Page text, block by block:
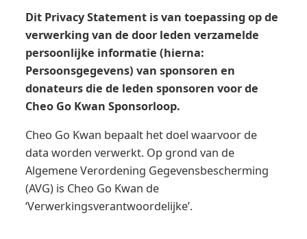
Dit Privacy Statement is van toepassing op de
verwerking van de door leden verzamelde
persoonlijke informatie (hierna:
Persoonsgegevens) van sponsoren en
donateursdie de leden sponsoren voor de
Cheo Go Kwan Sponsorloop.
Cheo Go Kwan bepaalt het doel waarvoor de
data worden verwerkt. Op grond van de
Algemene Verordening Gegevensbescherming
(AVG) is Cheo Go Kwan de
‘Verwerkingsverantwoordelijke’.